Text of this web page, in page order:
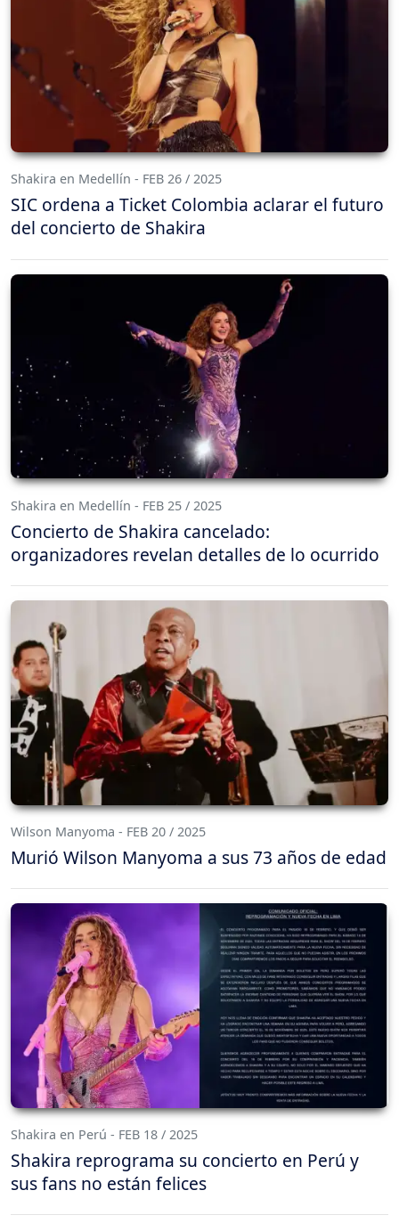
Shakira en Medellín - FEB 26 / 2025
SIC ordena a Ticket Colombia aclarar el futuro
del concierto de Shakira
Shakira en Medellín - FEB 25 / 2025
Concierto de Shakira cancelado:
organizadores revelan detalles de lo ocurrido
Wilson Manyoma - FEB 20 / 2025
Murió Wilson Manyoma a sus 73 años de edad
Shakira en Perú - FEB 18 / 2025
Shakira reprograma su concierto en Perú y
sus fans no están felices